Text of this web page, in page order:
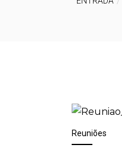
Reuniões